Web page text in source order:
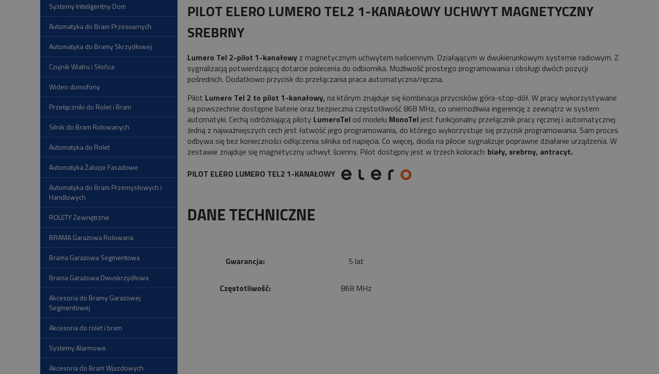
Systemy Inteligentny Dom
Automatyka do Bram Przesuwnych
Automatyka do Bramy Skrzydłowej
Czujnik Wiatru i Słońca
Wideo domofony
Przełączniki do Rolet i Bram
Silnik do Bram Rolowanych
Automatyka do Rolet
Automatyka Żaluzje Fasadowe
Automatyka do Bram Przemysłowych i
Handlowych
ROLETY Zewnętrzne
BRAMA Garażowa Rolowana
Brama Garażowa Segmentowa
Brama Garażowa Dwuskrzydłowa
Akcesoria do Bramy Garażowej
Segmentowej
Akcesoria do rolet i bram
Systemy Alarmowe
Akcesoria do Bram Wjazdowych
PILOT ELERO LUMERO TEL2 1-KANAŁOWY UCHWYT MAGNETYCZNY
SREBRNY
Lumero Tel 2-pilot 1-kanałowy z magnetycznym uchwytem naściennym. Działającym w dwukierunkowym systemie radiowym. Z
sygnalizacją potwierdzającą dotarcie polecenia do odbiornika. Możliwość prostego programowania i obsługi dwóch pozycji
pośrednich. Dodatkowo przycisk do przełączania praca automatyczna/ręczna.
Pilot Lumero Tel 2 to pilot 1-kanałowy, na którym znajduje się kombinacja przycisków góra-stop-dół. W pracy wykorzystywane
są powszechnie dostępne baterie oraz bezpieczna częstotliwość 868 MHz, co uniemożliwia ingerencję z zewnątrz w system
automatyki. Cechą odróżniającą piloty LumeroTel od modelu MonoTel jest funkcjonalny przełącznik pracy ręcznej i automatycznej.
Jedną z najważniejszych cech jest łatwość jego programowania, do którego wykorzystuje się przycisk programowania. Sam proces
odbywa się bez konieczności odłączenia silnika od napięcia. Co więcej, dioda na pilocie sygnalizuje poprawne działanie urządzenia. W
zestawie znajduje się magnetyczny uchwyt ścienny. Pilot dostępny jest w trzech kolorach: biały, srebrny, antracyt.
PILOT ELERO LUMERO TEL2 1-KANAŁOWY
DANE TECHNICZNE
Gwarancja: 5 lat
Częstotliwość: 868 MHz